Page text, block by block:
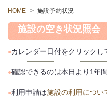
HOME > 施設予約状況
施設の空き状況照会
●カレンダー日付をクリック
●確認できるのは本日より1年
●利用申請は施設の利用につい